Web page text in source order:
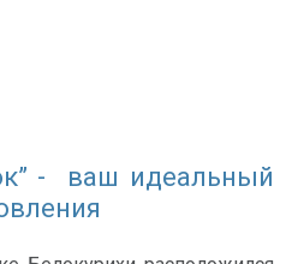
- ваш идеальный